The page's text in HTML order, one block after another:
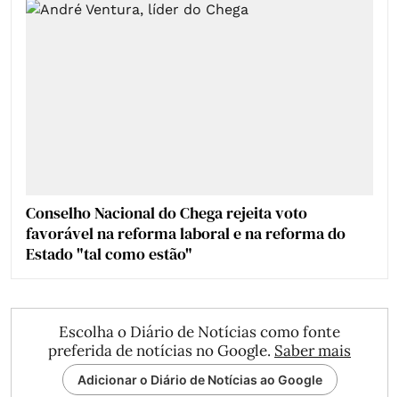
Conselho Nacional do Chega rejeita voto
favorável na reforma laboral e na reforma do
Estado "tal como estão"
Escolha o Diário de Notícias como fonte
preferida de notícias no Google. Saber mais
Adicionar o Diário de Notícias ao Google